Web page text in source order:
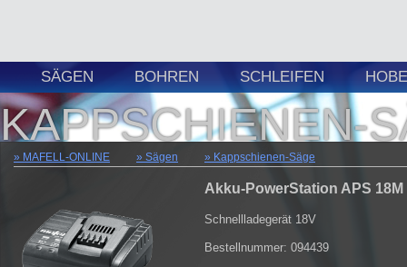
SÄGEN BOHREN SCHLEIFEN
KAPPSCHIENEN-
MAFELL-ONLINE Sägen Kappschienen-Säge
Akku-PowerStation APS 18M
Schnellladegerät 18V
Bestellnummer: 094439